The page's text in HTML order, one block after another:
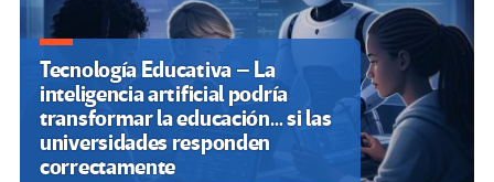
Tecnología Educativa – La
inteligencia artificial podría
transformar la educación… si las
universidades responden
correctamente